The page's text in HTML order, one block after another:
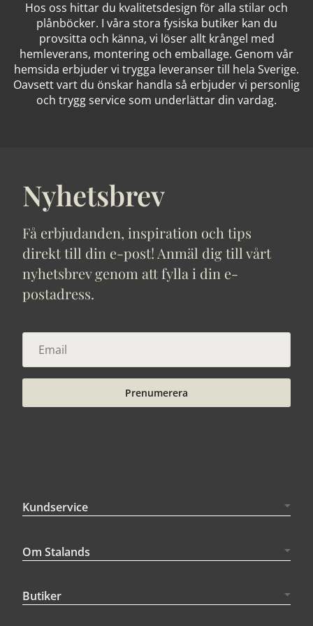
Hos oss hittar du kvalitetsdesign för alla stilar och
plånböcker. I våra stora fysiska butiker kan du
provsitta och känna, vi löser allt krångel med
hemleverans, montering och emballage. Genom vår
hemsida erbjuder vi trygga leveranser till hela Sverige.
Oavsett vart du önskar handla så erbjuder vi personlig
och trygg service som underlättar din vardag.
Nyhetsbrev
Få erbjudanden, inspiration och tips
direkt till din e-post! Anmäl dig till vårt
nyhetsbrev genom att fylla i din e-
postadress.
Prenumerera
Kundservice
Om Stalands
Butiker